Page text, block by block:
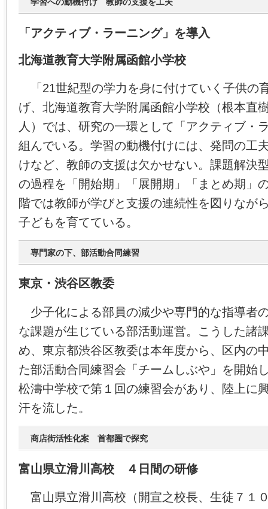
学習への動機付け 教師の支援を工夫
「アクティブ・ラーニング」を導入
北海道教育大学附属函館小学校
「21世紀型の学力を身に付けていく子供の
げ、北海道教育大学附属函館小学校（根本直
人）では、研究の一環として「アクティブ・
組んでいる。学習の動機付けには、発問の工
けなど、教師の支援は欠かせない。課題解決
の過程を「開始期」「展開期」「まとめ期」
階では教師が学びと支援の連続性を図りなが
子どもを育てている。
専門家の下、部活動合同練習
東京・渋谷区教委
少子化による部員の減少や専門的な指導者
な課題が生じている部活動運営。こうした諸
め、東京都渋谷区教委は本年度から、区内の
た部活動合同練習会「チームしぶや」を開始
松濤中学校で第１回の練習会があり、陸上に
汗を流した。
商店街活性化案 首都圏で探究
富山県立滑川高校 ４日間の研修
富山県立滑川高校（開宣之校長、生徒７１